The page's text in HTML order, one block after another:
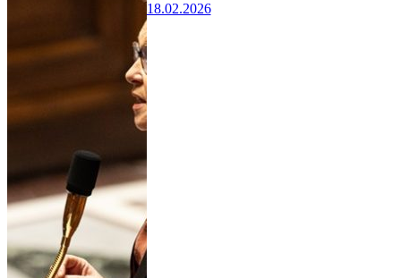
18.02.2026